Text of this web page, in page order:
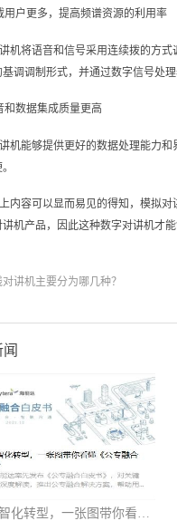
用户更多，提高频谱资源的利用率
机将语音和信号采用连续拨的方
调调制形式，并通过数字信号处
和数据集成质量更高
机‍能够提供更好的数据处理能力
内容可以显而易见的得知，模拟
机产品，因此这种数字对讲机才能
讲机主要分为哪几种？
助推数智化转型，一张图带你看懂《公专融合白皮书》